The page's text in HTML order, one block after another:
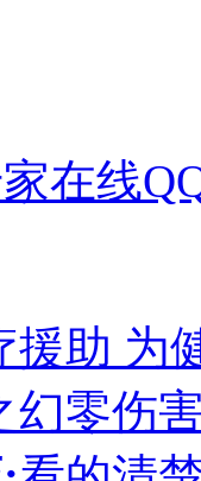
在线
援助 为
幻零伤